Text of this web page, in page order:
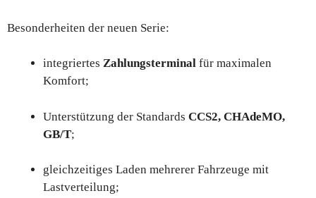
Besonderheiten der neuen Serie:
integriertes Zahlungsterminal für maximalen
Komfort;
Unterstützung der Standards CCS2, CHAdeMO,
GB/T;
gleichzeitiges Laden mehrerer Fahrzeuge mit
Lastverteilung;